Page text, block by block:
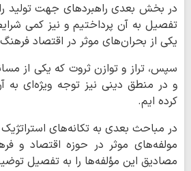
در بخش بعدی راهبردهای جهت تولید را
تفصیل به آن پرداختیم و نیز کمی شرایط
یکی از بحران‌های موثر در اقتصاد
سپس، تراز و توازن ثروت که یکی از
و در منطق دینی نیز توجه ویژه‌ای به
کرده ایم.
در مباحث بعدی به تکانه‌های
مولفه‌های موثر در حوزه اقتصاد و
مصادیق این مؤلفه‌ها را به تفصیل